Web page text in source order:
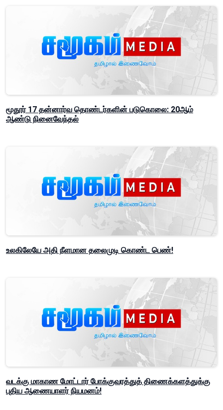
மூதூர் 17 தன்னார்வ தொண்டர்களின் படுகொலை: 20ஆம்
ஆண்டு நினைவேந்தல்
உலகிலேயே அதி நீளமான தலைமுடி கொண்ட பெண்!
வடக்கு மாகாண மோட்டார் போக்குவரத்துத் திணைக்களத்துக்கு
புதிய ஆணையாளர் நியமனம்!